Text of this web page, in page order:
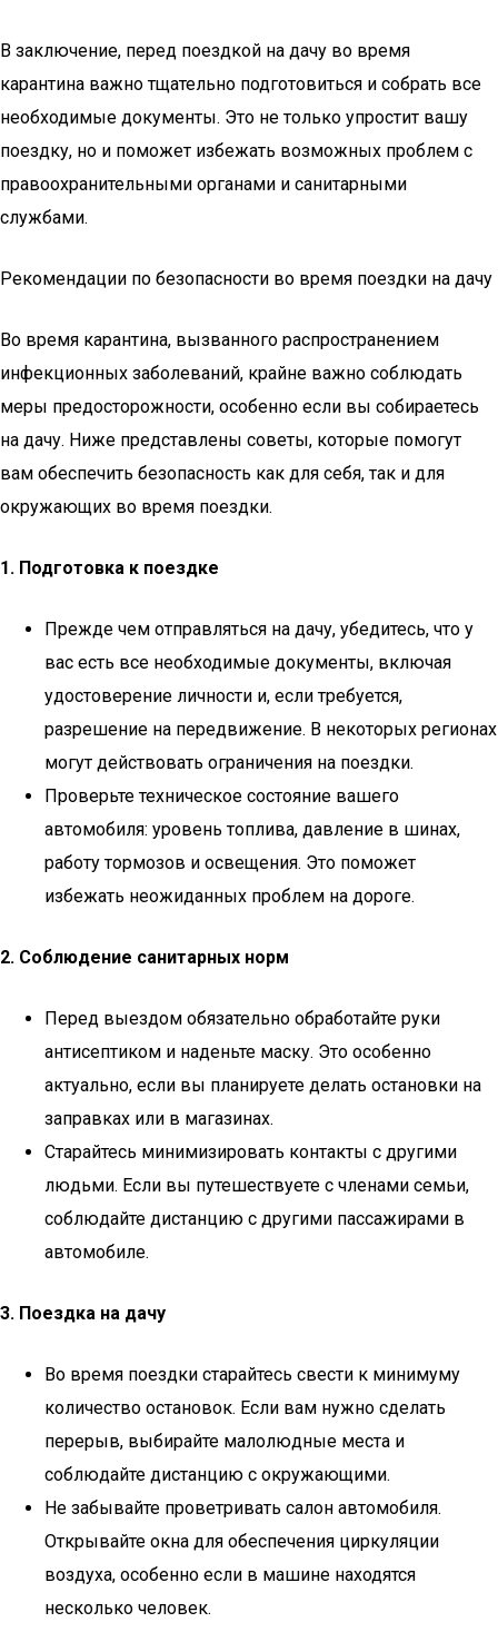
В заключение, перед поездкой на дачу во время
карантина важно тщательно подготовиться и собрать все
необходимые документы. Это не только упростит вашу
поездку, но и поможет избежать возможных проблем с
правоохранительными органами и санитарными
службами.
Рекомендации по безопасности во время поездки на дачу
Во время карантина, вызванного распространением
инфекционных заболеваний, крайне важно соблюдать
меры предосторожности, особенно если вы собираетесь
на дачу. Ниже представлены советы, которые помогут
вам обеспечить безопасность как для себя, так и для
окружающих во время поездки.
1. Подготовка к поездке
Прежде чем отправляться на дачу, убедитесь, что у
вас есть все необходимые документы, включая
удостоверение личности и, если требуется,
разрешение на передвижение. В некоторых регионах
могут действовать ограничения на поездки.
Проверьте техническое состояние вашего
автомобиля: уровень топлива, давление в шинах,
работу тормозов и освещения. Это поможет
избежать неожиданных проблем на дороге.
2. Соблюдение санитарных норм
Перед выездом обязательно обработайте руки
антисептиком и наденьте маску. Это особенно
актуально, если вы планируете делать остановки на
заправках или в магазинах.
Старайтесь минимизировать контакты с другими
людьми. Если вы путешествуете с членами семьи,
соблюдайте дистанцию с другими пассажирами в
автомобиле.
3. Поездка на дачу
Во время поездки старайтесь свести к минимуму
количество остановок. Если вам нужно сделать
перерыв, выбирайте малолюдные места и
соблюдайте дистанцию с окружающими.
Не забывайте проветривать салон автомобиля.
Открывайте окна для обеспечения циркуляции
воздуха, особенно если в машине находятся
несколько человек.